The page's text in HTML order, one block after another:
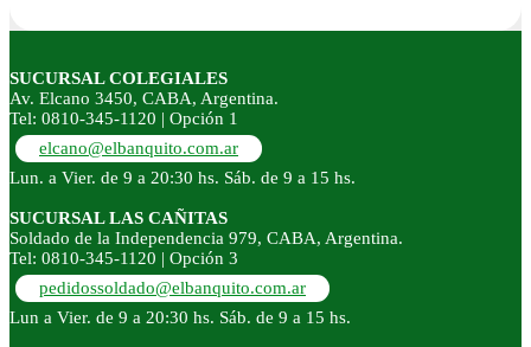
SUCURSAL COLEGIALES
Av. Elcano 3450, CABA, Argentina.
Tel: 0810-345-1120 | Opción 1
elcano@elbanquito.com.ar
Lun. a Vier. de 9 a 20:30 hs. Sáb. de 9 a 15 hs.
SUCURSAL LAS CAÑITAS
Soldado de la Independencia 979, CABA, Argentina.
Tel: 0810-345-1120 | Opción 3
pedidossoldado@elbanquito.com.ar
Lun a Vier. de 9 a 20:30 hs. Sáb. de 9 a 15 hs.